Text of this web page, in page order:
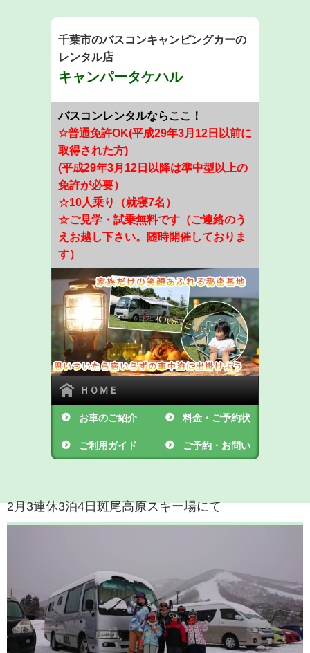
千葉市のバスコンキャンピングカーの
レンタル店
キャンパータケハル​​​​​​
バスコンレンタルならここ！
☆普通免許OK(平成29年3月12日以前に
取得された方)
(平成29年3月12日以降は準中型以上の
免許が必要）
☆10人乗り（就寝7名）
☆ご見学・試乗無料です（ご連絡のう
えお越し下さい。随時開催しておりま
す）
ＨＯＭＥ
お車のご紹介 料金・ご予約状
況
ご利用ガイド ご予約・お問い
2月3連休3泊4日斑尾高原スキー場にて